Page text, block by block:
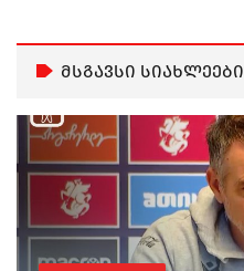
მსგავსი სიახლეები